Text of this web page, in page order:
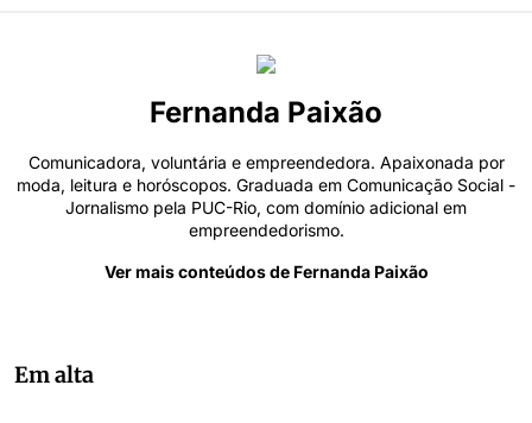
Fernanda Paixão
Comunicadora, voluntária e empreendedora. Apaixonada por
moda, leitura e horóscopos. Graduada em Comunicação Social -
Jornalismo pela PUC-Rio, com domínio adicional em
empreendedorismo.
Ver mais conteúdos de Fernanda Paixão
Em alta